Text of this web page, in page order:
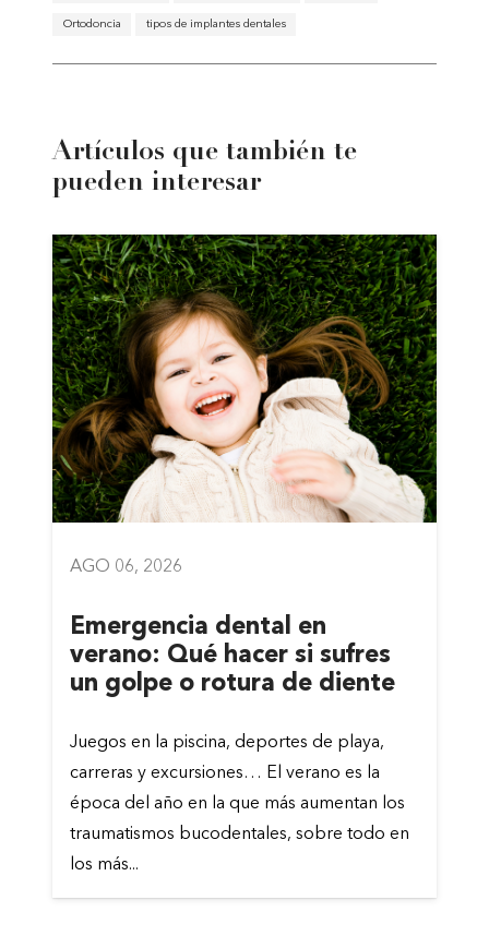
Ortodoncia tipos de implantes dentales
Artículos que también te
pueden interesar
AGO 06, 2026
Emergencia dental en
verano: Qué hacer si sufres
un golpe o rotura de diente
Juegos en la piscina, deportes de playa,
carreras y excursiones… El verano es la
época del año en la que más aumentan los
traumatismos bucodentales, sobre todo en
los más...